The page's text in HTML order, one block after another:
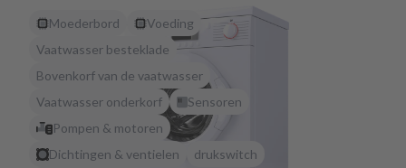
Moederbord
Voeding
Vaatwasser besteklade
Bovenkorf van de vaatwasser
Vaatwasser onderkorf
Sensoren
Pompen & motoren
Dichtingen & ventielen
drukswitch